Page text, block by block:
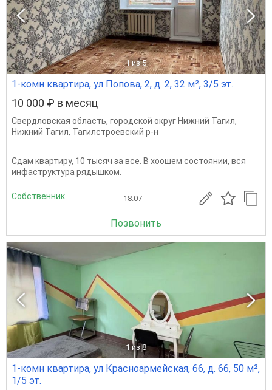
1 из 5
1-комн квартира, ул Попова, 2, д. 2, 32 м², 3/5 эт.
10 000 ₽ в месяц
Свердловская область, городской округ Нижний Тагил,
Нижний Тагил, Тагилстроевский р-н
Сдам квартиру, 10 тысяч за все. В хоошем состоянии, вся
инфаструктура рядышком.
Собственник 18.07
Позвонить
1 из 8
1-комн квартира, ул Красноармейская, 66, д. 66, 50 м²,
1/5 эт.